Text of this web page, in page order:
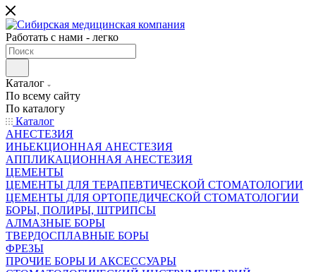
Работать с нами - легко
Каталог
По всему сайту
По каталогу
Каталог
АНЕСТЕЗИЯ
ИНЬЕКЦИОННАЯ АНЕСТЕЗИЯ
АППЛИКАЦИОННАЯ АНЕСТЕЗИЯ
ЦЕМЕНТЫ
ЦЕМЕНТЫ ДЛЯ ТЕРАПЕВТИЧЕСКОЙ СТОМАТОЛОГИИ
ЦЕМЕНТЫ ДЛЯ ОРТОПЕДИЧЕСКОЙ СТОМАТОЛОГИИ
БОРЫ, ПОЛИРЫ, ШТРИПСЫ
АЛМАЗНЫЕ БОРЫ
ТВЕРДОСПЛАВНЫЕ БОРЫ
ФРЕЗЫ
ПРОЧИЕ БОРЫ И АКСЕССУАРЫ